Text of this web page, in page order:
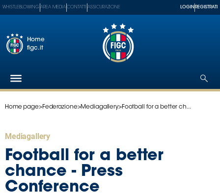
Federazione
Partner
Tecnici
SGS
Paralimpico
Serie
WHISTLEBLOWING AREA MEDIA CONTATTI ASSICURAZIONE LOGIN REGISTRATI
Home
figc.it
Home page>Federazione>Mediagallery>Football for a better ch...
Mediagallery
Football for a better
chance - Press
Conference